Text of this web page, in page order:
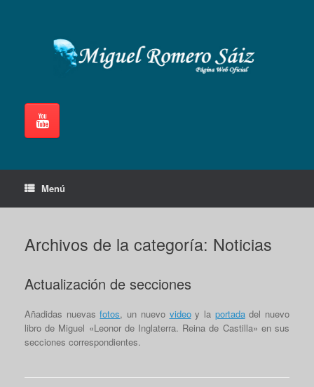
Menú
Archivos de la categoría: Noticias
Actualización de secciones
Añadidas nuevasfotos, un nuevo videoy la portadadel nuevo
libro de Miguel «Leonor de Inglaterra. Reina de Castilla» en sus
secciones correspondientes.